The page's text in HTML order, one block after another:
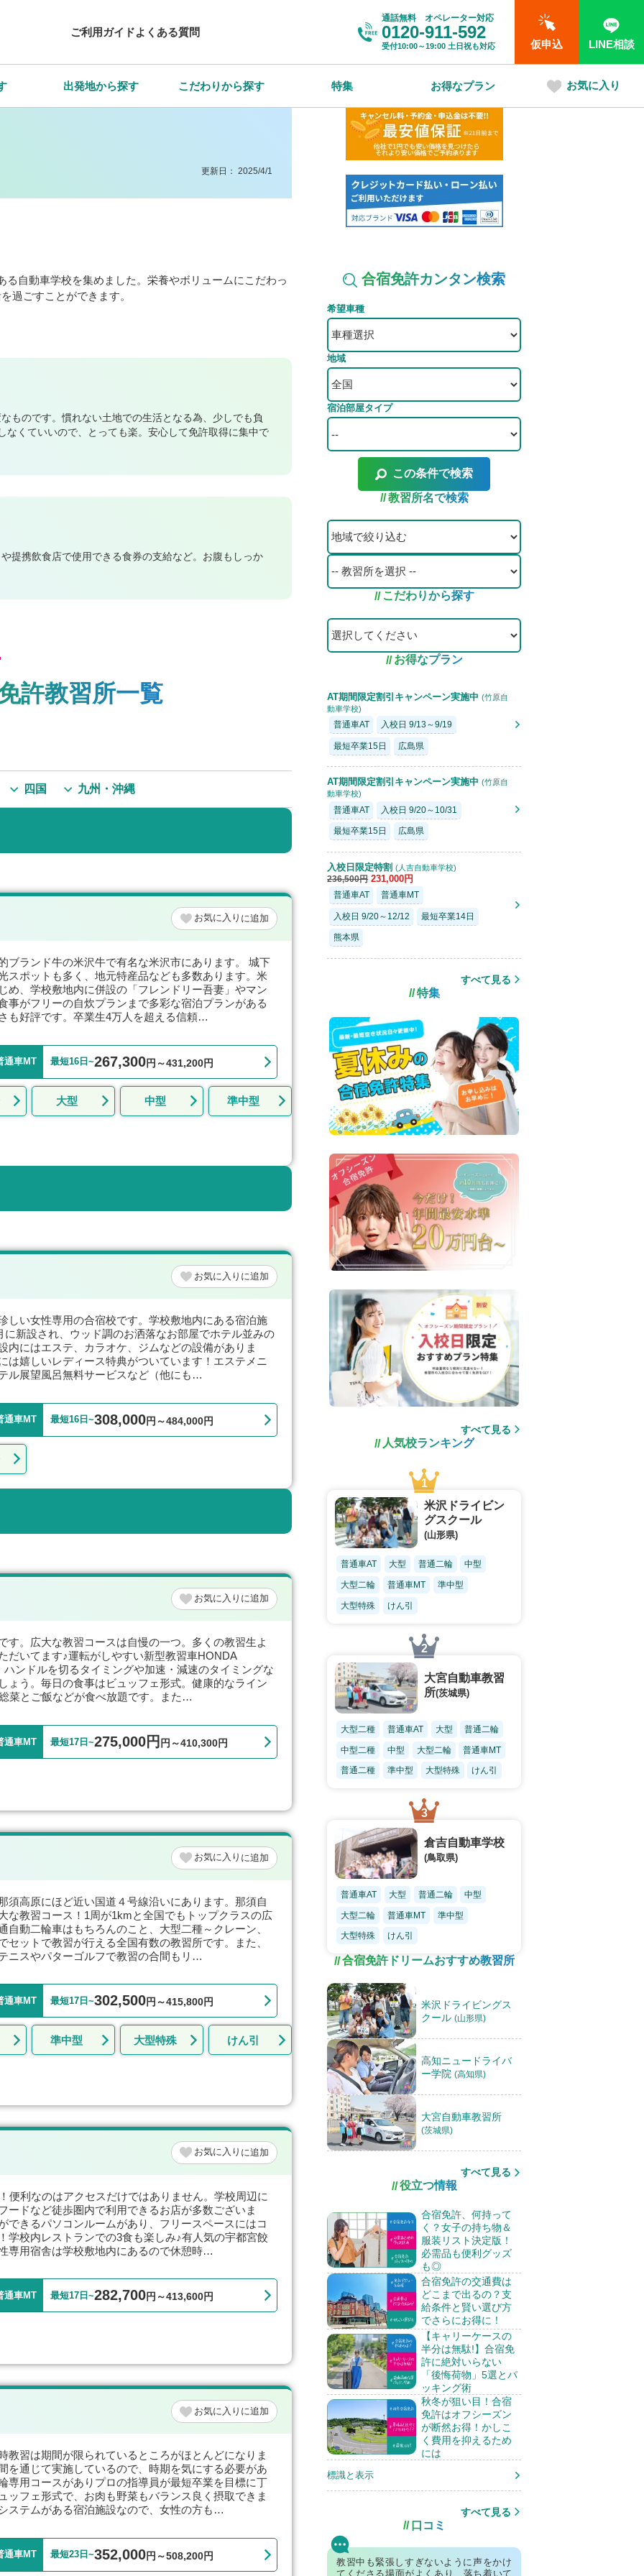
ご利用ガイドよくある質問
通話無料 オペレーター対応
0120-911-592
受付10:00～19:00 土日祝も対応 仮申込 LINE相談
出発地から探す こだわりから探す 特集 お得なプラン お気に入り
更新日： 2025/4/1
自動車学校を集めました。栄養やボリュームにこだわっ
過ごすことができます。
ものです。慣れない土地での生活となる為、少しでも負
くていいので、とっても楽。安心して免許取得に集中で
提携飲食店で使用できる食券の支給など。お腹もしっか
許教習所一覧
四国 九州・沖縄
お気に入り
ブランド牛の米沢牛で有名な米沢市にあります。 城下
スポットも多く、地元特産品なども多数あります。米
め、学校敷地内に併設の「フレンドリー吾妻」やマン
事がフリーの自炊プランまで多彩な宿泊プランがある
も好評です。卒業生4万人を超える信頼…
通車MT 最短16日~267,300円～431,200円
大型 中型 準中型
お気に入り
しい女性専用の合宿校です。学校敷地内にある宿泊施
新設され、ウッド調のお洒落なお部屋でホテル並みの
内にはエステ、カラオケ、ジムなどの設備がありま
は嬉しいレディース特典がついています！エステメニ
ル展望風呂無料サービスなど（他にも…
通車MT 最短16日~308,000円～484,000円
お気に入り
す。広大な教習コースは自慢の一つ。多くの教習生よ
だいてます♪運転がしやすい新型教習車HONDA
ンドルを切るタイミングや加速・減速のタイミングな
ょう。毎日の食事はビュッフェ形式。健康的なライン
菜とご飯などが食べ放題です。また…
通車MT 最短17日~275,000円 円～410,300円
お気に入り
須高原にほど近い国道４号線沿いにあります。那須自
な教習コース！1周が1kmと全国でもトップクラスの広
動二輪車はもちろんのこと、大型二種～クレーン、
ットで教習が行える全国有数の教習所です。また、
ニスやパターゴルフで教習の合間もリ…
通車MT 最短17日~302,500円～415,800円
準中型 大型特殊 けん引
お気に入り
便利なのはアクセスだけではありません。学校周辺に
ードなど徒歩圏内で利用できるお店が多数ございま
できるパソコンルームがあり、フリースペースにはコ
学校内レストランでの3食も楽しみ♪有人気の宇都宮餃
専用宿舎は学校敷地内にあるので休憩時…
通車MT 最短17日~282,700円～413,600円
お気に入り
教習は期間が限られているところがほとんどになりま
を通じて実施しているので、時期を気にする必要があ
専用コースがありプロの指導員が最短卒業を目標に丁
ッフェ形式で、お肉も野菜もバランス良く摂取できま
ステムがある宿泊施設なので、女性の方も…
通車MT 最短23日~352,000円～508,200円
合宿免許カンタン検索
希望車種
地域
宿泊部屋タイプ
この条件で検索
教習所名で検索
こだわりから探す
お得なプラン
AT期間限定割引キャンペーン実施中 (竹原自
動車学校)
普通車AT 入校日 9/13～9/19
最短卒業15日 広島県
AT期間限定割引キャンペーン実施中 (竹原自
動車学校)
普通車AT 入校日 9/20～10/31
最短卒業15日 広島県
入校日限定特割 (人吉自動車学校)
236,500円 231,000円
普通車AT 普通車MT
入校日 9/20～12/12 最短卒業14日
熊本県
すべて見る
特集
すべて見る
人気校ランキング
米沢ドライビン
グスクール
(山形県)
普通車AT 大型 普通二輪 中型
大型二輪 普通車MT 準中型
大型特殊 けん引
大宮自動車教習
所(茨城県)
大型二種 普通車AT 大型 普通二輪
中型二種 中型 大型二輪 普通車MT
普通二種 準中型 大型特殊 けん引
倉吉自動車学校
(鳥取県)
普通車AT 大型 普通二輪 中型
大型二輪 普通車MT 準中型
大型特殊 けん引
合宿免許ドリームおすすめ教習所
米沢ドライビングス
クール(山形県)
高知ニュードライバ
ー学院(高知県)
大宮自動車教習所
(茨城県)
すべて見る
役立つ情報
合宿免許、何持って
く？女子の持ち物＆
服装リスト決定版！
必需品も便利グッズ
も◎
合宿免許の交通費は
どこまで出るの？支
給条件と賢い選び方
でさらにお得に！
【キャリーケースの
半分は無駄!】合宿免
許に絶対いらない
「後悔荷物」5選とパ
ッキング術
秋冬が狙い目！合宿
免許はオフシーズン
が断然お得！かしこ
く費用を抑えるため
には
標識と表示
すべて見る
口コミ
教習中も緊張しすぎないように声をかけ
てくださる場面がよくあり、落ち着いて